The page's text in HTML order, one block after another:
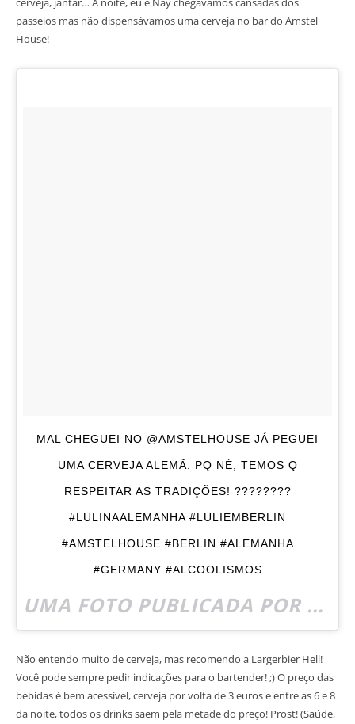
passeios mas não dispensávamos uma cerveja no bar do Amstel
House!
MAL CHEGUEI NO @AMSTELHOUSE JÁ PEGUEI
UMA CERVEJA ALEMÃ. PQ NÉ, TEMOS Q
RESPEITAR AS TRADIÇÕES! ????????
#LULINAALEMANHA #LULIEMBERLIN
#AMSTELHOUSE #BERLIN #ALEMANHA
#GERMANY #ALCOOLISMOS
UMA FOTO PUBLICADA POR LULI MONTELEONE (@TRENDTIPS) EM
Não entendo muito de cerveja, mas recomendo a Largerbier Hell!
Você pode sempre pedir indicações para o bartender! ;) O preço das
bebidas é bem acessível, cerveja por volta de 3 euros e entre as 6 e 8
da noite, todos os drinks saem pela metade do preço! Prost! (Saúde,